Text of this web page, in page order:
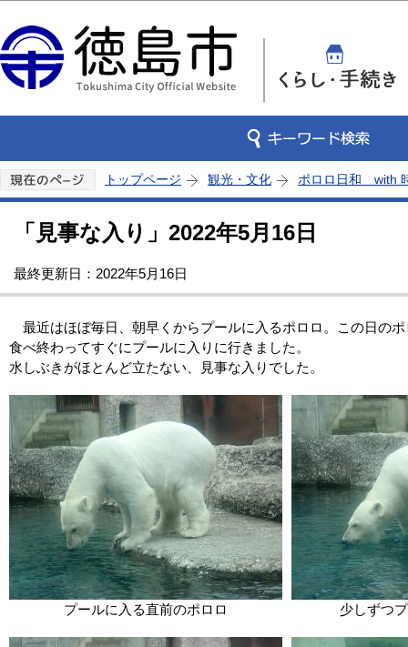
トップページ 観光・文化 ポロロ日和 with
「見事な入り」2022年5月16日
最終更新日：2022年5月16日
最近はほぼ毎日、朝早くからプールに入るポロロ。この日の
食べ終わってすぐにプールに入りに行きました。
水しぶきがほとんど立たない、見事な入りでした。
プールに入る直前のポロロ 少しずつ